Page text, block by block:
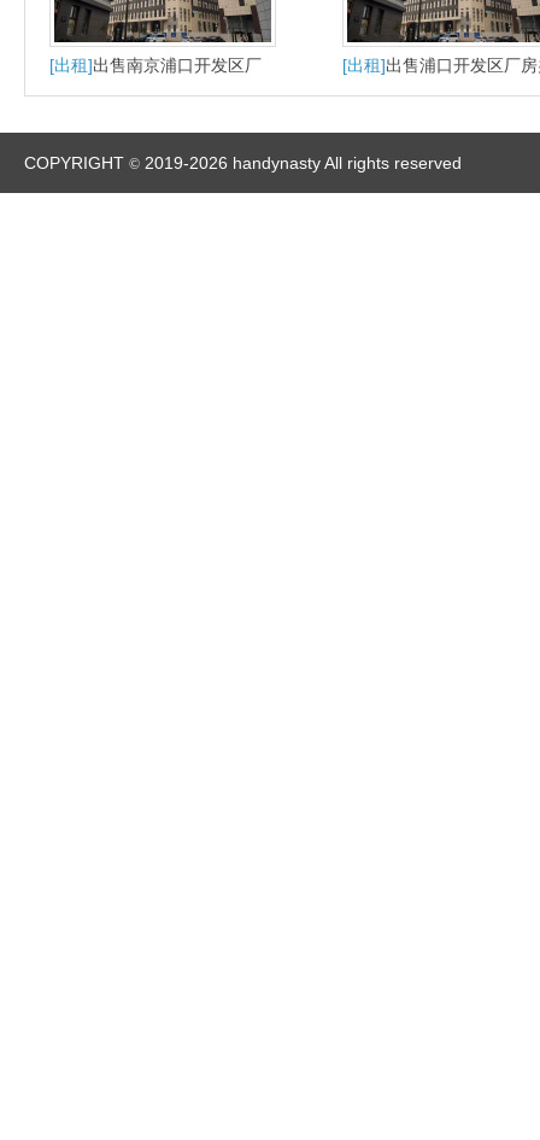
[出租]出售南京浦口开发区厂
房
[出租]出售浦口开发区厂
公楼
COPYRIGHT © 2019-2026 handynasty All rights reserved